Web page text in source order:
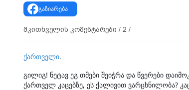
გაზიარება
მკითხველის კომენტარები / 2 /
ქართველი.
გილიგ! ნეტავ ეგ თმები შეიჭრა და წვერები
ქართველ კაცებზე, ეს ქალივით ვარცხნილობა?